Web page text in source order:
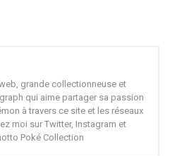
grande collectionneuse et
qui aime partager sa passion
à travers ce site et les réseaux
moi sur Twitter, Instagram et
Poké Collection